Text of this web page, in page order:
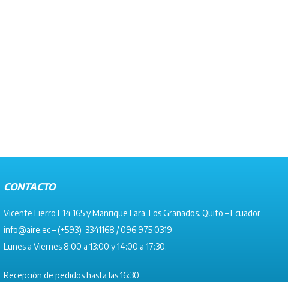
CONTACTO
Vicente Fierro E14 165 y Manrique Lara. Los Granados. Quito – Ecuador
info@aire.ec– (+593) 3341168 / 096 975 0319
Lunes a Viernes 8:00 a 13:00 y 14:00 a 17:30.
Recepción de pedidos hasta las 16:30